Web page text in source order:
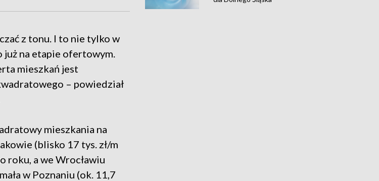
z tonu. I to nie tylko w
już na etapie ofertowym.
mieszkań jest
– powiedział
mieszkania na
(blisko 17 tys. zł/m
roku, a we Wrocławiu
w Poznaniu (ok. 11,7